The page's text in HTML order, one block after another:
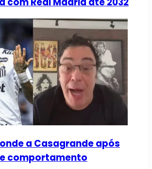
a Casagrande após
comportamento